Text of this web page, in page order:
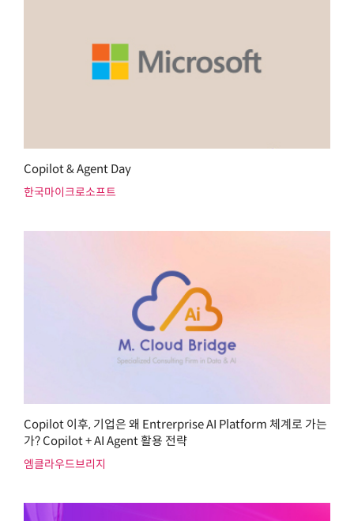
Copilot & Agent Day
한국마이크로소프트
Copilot 이후, 기업은 왜 Entrerprise AI Platform 체계로 가는
가? Copilot + AI Agent 활용 전략
엠클라우드브리지